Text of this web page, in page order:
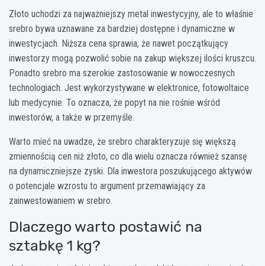
Złoto uchodzi za najważniejszy metal inwestycyjny, ale to właśnie
srebro bywa uznawane za bardziej dostępne i dynamiczne w
inwestycjach. Niższa cena sprawia, że nawet początkujący
inwestorzy mogą pozwolić sobie na zakup większej ilości kruszcu.
Ponadto srebro ma szerokie zastosowanie w nowoczesnych
technologiach. Jest wykorzystywane w elektronice, fotowoltaice
lub medycynie. To oznacza, że popyt na nie rośnie wśród
inwestorów, a także w przemyśle.
Warto mieć na uwadze, że srebro charakteryzuje się większą
zmiennością cen niż złoto, co dla wielu oznacza również szansę
na dynamiczniejsze zyski. Dla inwestora poszukującego aktywów
o potencjale wzrostu to argument przemawiający za
zainwestowaniem w srebro.
Dlaczego warto postawić na
sztabkę 1 kg?